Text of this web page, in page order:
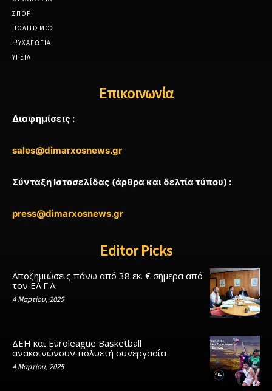
ΣΠΟΡ
ΠΟΛΙΤΙΣΜΟΣ
ΨΥΧΑΓΩΓΙΑ
ΥΓΕΙΑ
Επικοινωνία
Διαφημίσεις :
sales@dimarxosnews.gr
Σύνταξη Ιστοσελίδας (άρθρα και δελτία τύπου) :
press@dimarxosnews.gr
Editor Picks
Αποζημιώσεις πάνω από 38 εκ. € σήμερα από
τον ΕΛ.Γ.Α.
4 Μαρτίου, 2025
ΔΕΗ και Euroleague Basketball
ανακοινώνουν πολυετή συνεργασία
4 Μαρτίου, 2025